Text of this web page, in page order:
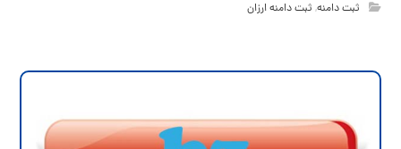
ثبت دامنه, ثبت دامنه ارزان